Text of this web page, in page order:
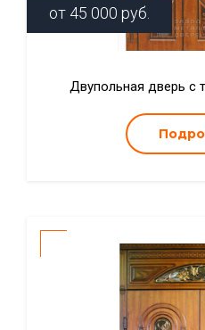
от 45 000 руб.
Двупольная дверь